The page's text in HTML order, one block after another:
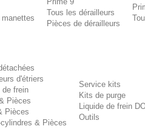
Tous les dérailleurs
Pièces de dérailleurs
d'étriers
de frein
Pièces
Pièces
& Pièces
Service kits
Kits de purge
Liquide de frein
Outils